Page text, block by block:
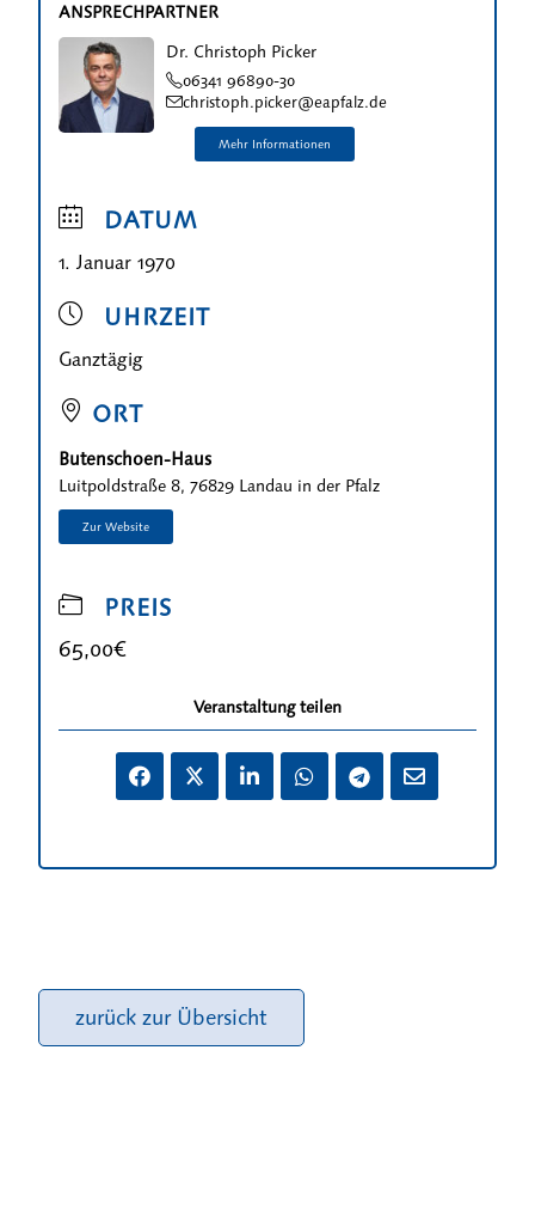
ANSPRECHPARTNER
Dr. Christoph Picker
06341 96890-30
christoph.picker@eapfalz.de
DATUM
1. Januar 1970
UHRZEIT
Ganztägig
ORT
Butenschoen-Haus
Luitpoldstraße 8, 76829 Landau in der Pfalz
PREIS
65,00€
Veranstaltung teilen
zurück zur Übersicht